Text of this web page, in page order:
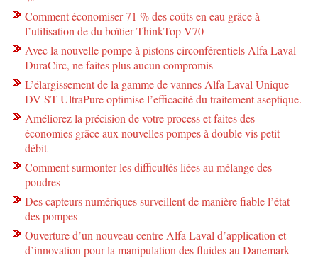
Comment économiser 71 % des coûts en eau grâce à
l’utilisation de du boîtier ThinkTop V70
Avec la nouvelle pompe à pistons circonférentiels Alfa Laval
DuraCirc, ne faites plus aucun compromis
L’élargissement de la gamme de vannes Alfa Laval Unique
DV-ST UltraPure optimise l’efficacité du traitement aseptique.
Améliorez la précision de votre process et faites des
économies grâce aux nouvelles pompes à double vis petit
débit
Comment surmonter les difficultés liées au mélange des
poudres
Des capteurs numériques surveillent de manière fiable l’état
des pompes
Ouverture d’un nouveau centre Alfa Laval d’application et
d’innovation pour la manipulation des fluides au Danemark